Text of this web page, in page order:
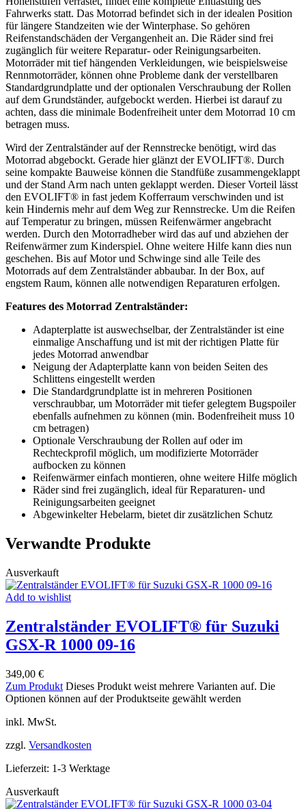
Fahrwerks statt. Das Motorrad befindet sich in der idealen Position
für längere Standzeiten wie der Winterphase. So gehören
Reifenstandschäden der Vergangenheit an. Die Räder sind frei
zugänglich für weitere Reparatur- oder Reinigungsarbeiten.
Motorräder mit tief hängenden Verkleidungen, wie beispielsweise
Rennmotorräder, können ohne Probleme dank der verstellbaren
Standardgrundplatte und der optionalen Verschraubung der Rollen
auf dem Grundständer, aufgebockt werden. Hierbei ist darauf zu
achten, dass die minimale Bodenfreiheit unter dem Motorrad 10 cm
betragen muss.
Wird der Zentralständer auf der Rennstrecke benötigt, wird das
Motorrad abgebockt. Gerade hier glänzt der EVOLIFT®. Durch
seine kompakte Bauweise können die Standfüße zusammengeklappt
und der Stand Arm nach unten geklappt werden. Dieser Vorteil lässt
den EVOLIFT® in fast jedem Kofferraum verschwinden und ist
kein Hindernis mehr auf dem Weg zur Rennstrecke. Um die Reifen
auf Temperatur zu bringen, müssen Reifenwärmer angebracht
werden. Durch den Motorradheber wird das auf und abziehen der
Reifenwärmer zum Kinderspiel. Ohne weitere Hilfe kann dies nun
geschehen. Bis auf Motor und Schwinge sind alle Teile des
Motorrads auf dem Zentralständer abbaubar. In der Box, auf
engstem Raum, können alle notwendigen Reparaturen erfolgen.
Features des Motorrad Zentralständer:
Adapterplatte ist auswechselbar, der Zentralständer ist eine
einmalige Anschaffung und ist mit der richtigen Platte für
jedes Motorrad anwendbar
Neigung der Adapterplatte kann von beiden Seiten des
Schlittens eingestellt werden
Die Standardgrundplatte ist in mehreren Positionen
verschraubbar, um Motorräder mit tiefer gelegtem Bugspoiler
ebenfalls aufnehmen zu können (min. Bodenfreiheit muss 10
cm betragen)
Optionale Verschraubung der Rollen auf oder im
Rechteckprofil möglich, um modifizierte Motorräder
aufbocken zu können
Reifenwärmer einfach montieren, ohne weitere Hilfe möglich
Räder sind frei zugänglich, ideal für Reparaturen- und
Reinigungsarbeiten geeignet
Abgewinkelter Hebelarm, bietet dir zusätzlichen Schutz
Verwandte Produkte
Ausverkauft
Add to wishlist
Zentralständer EVOLIFT® für Suzuki
GSX-R 1000 09-16
349,00 €
Zum Produkt Dieses Produkt weist mehrere Varianten auf. Die
Optionen können auf der Produktseite gewählt werden
inkl. MwSt.
zzgl. Versandkosten
Lieferzeit: 1-3 Werktage
Ausverkauft